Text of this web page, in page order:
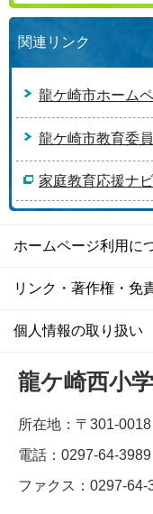
関連リンク
龍ケ崎市ホーム
龍ケ崎市教育委
家庭教育応援ナ
ホームページ利用に
リンク・著作権・免
個人情報の取り扱い
龍ケ崎西小
所在地：〒301-
電話：0297-64-3989
ファクス：0297-64-